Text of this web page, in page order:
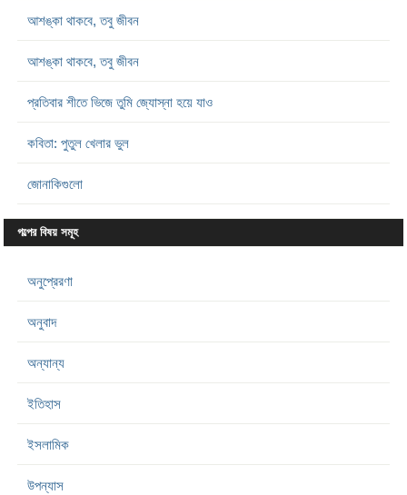
আশঙ্কা থাকবে, তবু জীবন
আশঙ্কা থাকবে, তবু জীবন
প্রতিবার শীতে ভিজে তুমি জ্যোস্না হয়ে যাও
কবিতা: পুতুল খেলার ভুল
জোনাকিগুলো
গল্পের বিষয় সমূহ
অনুপ্রেরণা
অনুবাদ
অন্যান্য
ইতিহাস
ইসলামিক
উপন্যাস